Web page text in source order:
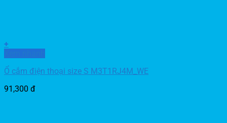
+
Ổ cắm điện thoại size S M3T1RJ4M_WE
91,300 đ